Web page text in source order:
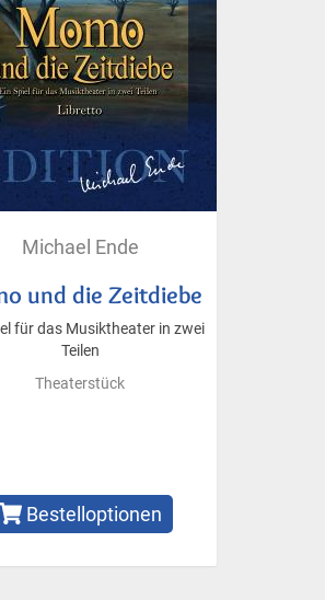
Michael Ende
und die Zeitdiebe
für das Musiktheater in zwei
Teilen
Theaterstück
Bestelloptionen